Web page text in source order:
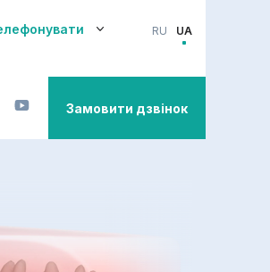
RU UA
Замовити дзвінок